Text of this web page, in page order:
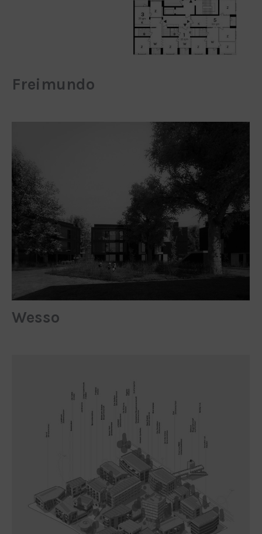
Freimundo
Wesso